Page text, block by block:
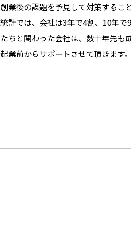
創業後の課題を予見して対策するこ
統計では、会社は3年で4割、10年
たちと関わった会社は、数十年先も
起業前からサポートさせて頂きます。